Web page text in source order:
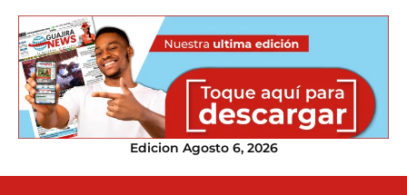
Edicion Agosto 6, 2026